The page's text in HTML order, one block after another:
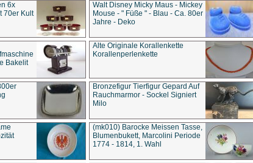
6x
70er Kult
Walt Disney Micky Maus - Mickey
Mouse - " Füße " - Blau - Ca. 80er
Jahre - Deko
Bakelit
Alte Originale Korallenkette
Korallenperlenkette
Bronzefigur Tierfigur Gepard Auf
Rauchmarmor - Sockel Signiert
Milo
(mk010) Barocke Meissen Tasse,
Blumenbukett, Marcolini Periode
1774 - 1814, 1. Wahl